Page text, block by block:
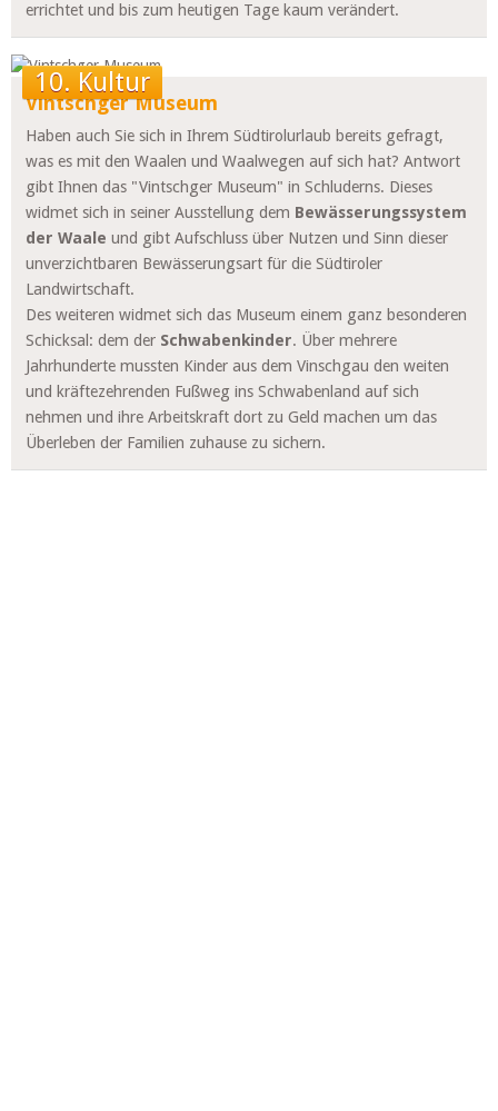
errichtet und bis zum heutigen Tage kaum verändert.
10. Kultur
Vintschger Museum
Haben auch Sie sich in Ihrem Südtirolurlaub bereits gefragt,
was es mit den Waalen und Waalwegen auf sich hat? Antwort
gibt Ihnen das "Vintschger Museum" in Schluderns. Dieses
widmet sich in seiner Ausstellung dem Bewässerungssystem
der Waale und gibt Aufschluss über Nutzen und Sinn dieser
unverzichtbaren Bewässerungsart für die Südtiroler
Landwirtschaft.
Des weiteren widmet sich das Museum einem ganz besonderen
Schicksal: dem der Schwabenkinder. Über mehrere
Jahrhunderte mussten Kinder aus dem Vinschgau den weiten
und kräftezehrenden Fußweg ins Schwabenland auf sich
nehmen und ihre Arbeitskraft dort zu Geld machen um das
Überleben der Familien zuhause zu sichern.